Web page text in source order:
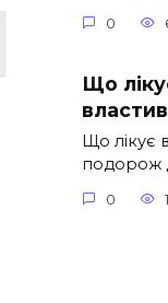
0
Що
Що лікує
подорож
0